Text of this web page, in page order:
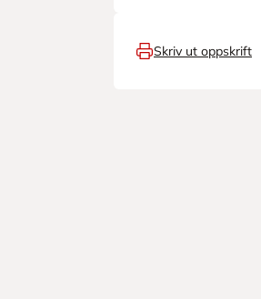
Skriv ut oppskrift